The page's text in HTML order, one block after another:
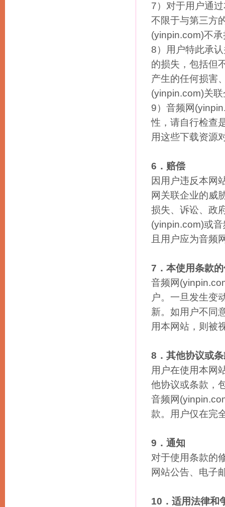
7）对于用户通
不限于与第三方
(yinpin.com)不
8）用户特此承
的损失，包括但
产生的任何损害
(yinpin.com)关
9）音频网
性，请自行检查
用这些下载资源
6．赔偿
因用户违反本网
网关联企业的威
损失、诉讼、政
(yinpin.com)或
且用户应为音频
7．本使用条款
音频网
户。一旦发生变
新。如用户不同
用本网站，则被
8．其他协议或
用户在使用本网
他协议或条款，
音频网
款。用户仅在完
9．通知
对于使用条款的
网站公告、电子
10．适用法律和